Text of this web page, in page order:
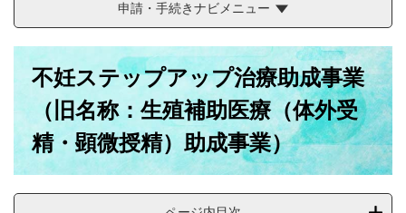
申請・手続きナビメニュー
不妊ステップアップ治療助成事業
（旧名称：生殖補助医療（体外受
精・顕微授精）助成事業）